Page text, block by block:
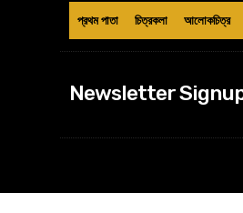
প্রথম পাতা চিত্রকলা আলোকচিত্র
Newsletter